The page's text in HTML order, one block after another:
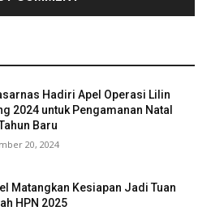
Hadiri Apel Operasi Lilin
2024 untuk Pengamanan Natal
Baru
20, 2024
Matangkan Kesiapan Jadi Tuan
HPN 2025